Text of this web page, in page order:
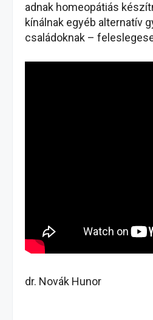
adnak homeopátiás
kínálnak egyéb alternatív
családoknak –
dr. Novák Hunor